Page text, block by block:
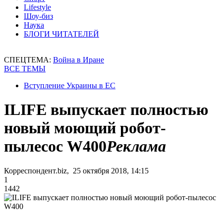
Lifestyle
Шоу-биз
Наука
БЛОГИ ЧИТАТЕЛЕЙ
СПЕЦТЕМА: Война в Иране
ВСЕ ТЕМЫ
Вступление Украины в ЕС
ILIFE выпускает полностью
новый моющий робот-
пылесос W400Реклама
Корреспондент.biz, 25 октября 2018, 14:15
1
1442